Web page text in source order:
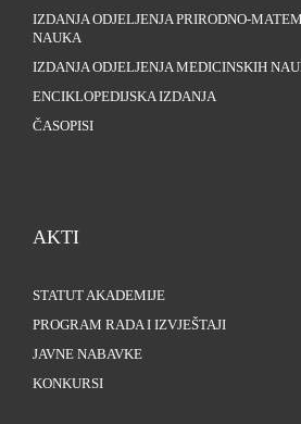
IZDANJA ODJELJENJA PRIRODNO-
NAUKA
IZDANJA ODJELJENJA MEDICINSKIH
ENCIKLOPEDIJSKA IZDANJA
ČASOPISI
AKTI
STATUT AKADEMIJE
PROGRAM RADA I IZVJEŠTAJI
JAVNE NABAVKE
KONKURSI